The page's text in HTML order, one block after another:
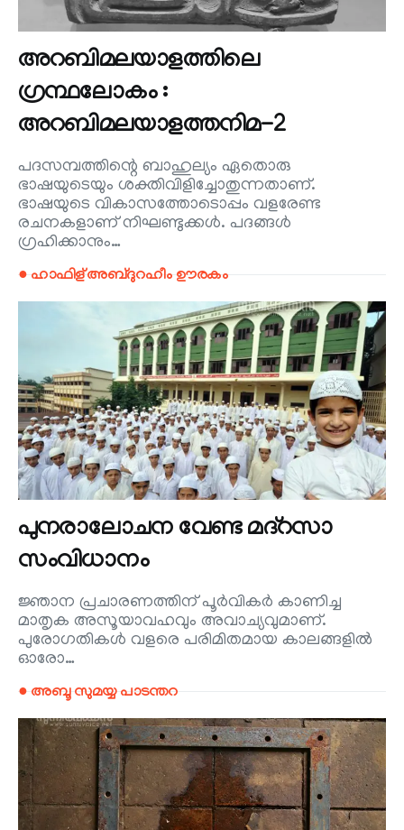
അറബിമലയാളത്തിലെ
ഗ്രന്ഥലോകം :
അറബിമലയാളത്തനിമ-2
പദസമ്പത്തിന്റെ ബാഹുല്യം ഏതൊരു
ഭാഷയുടെയും ശക്തിവിളിച്ചോതുന്നതാണ്.
ഭാഷയുടെ വികാസത്തോടൊപ്പം വളരേണ്ട
രചനകളാണ് നിഘണ്ടുക്കൾ. പദങ്ങൾ
ഗ്രഹിക്കാനും…
● ഹാഫിള് അബ്ദുറഹീം ഊരകം
പുനരാലോചന വേണ്ട മദ്‌റസാ
സംവിധാനം
ജ്ഞാന പ്രചാരണത്തിന് പൂർവികർ കാണിച്ച
മാതൃക അസൂയാവഹവും അവാച്യവുമാണ്.
പുരോഗതികൾ വളരെ പരിമിതമായ കാലങ്ങളിൽ
ഓരോ…
● അബൂ സുമയ്യ പാടന്തറ